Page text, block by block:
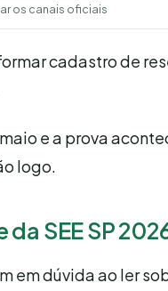
os canais oficiais
cadastro de
e a prova
logo.
da SEE SP
em dúvida ao ler